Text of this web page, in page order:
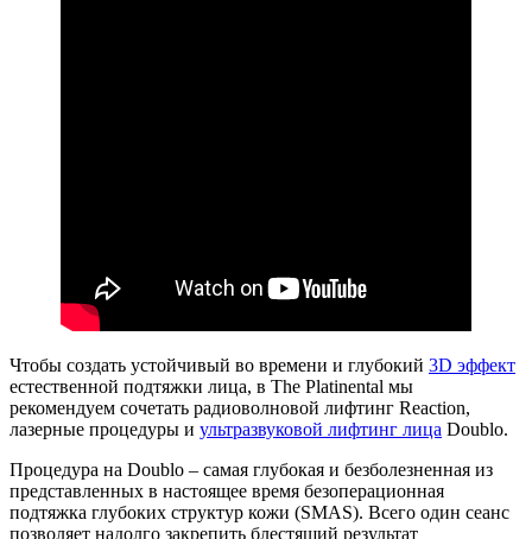
Чтобы создать устойчивый во времени и глубокий 3D эффект
естественной подтяжки лица, в The Platinental мы
рекомендуем сочетать радиоволновой лифтинг Reaction,
лазерные процедуры и ультразвуковой лифтинг лица Doublo.
Процедура на Doublo – самая глубокая и безболезненная из
представленных в настоящее время безоперационная
подтяжка глубоких структур кожи (SMAS). Всего один сеанс
позволяет надолго закрепить блестящий результат